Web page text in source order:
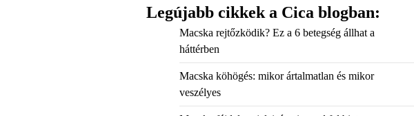
Legújabb cikkek a Cica blogban:
Macska rejtőzködik? Ez a 6 betegség állhat a
háttérben
Macska köhögés: mikor ártalmatlan és mikor
veszélyes